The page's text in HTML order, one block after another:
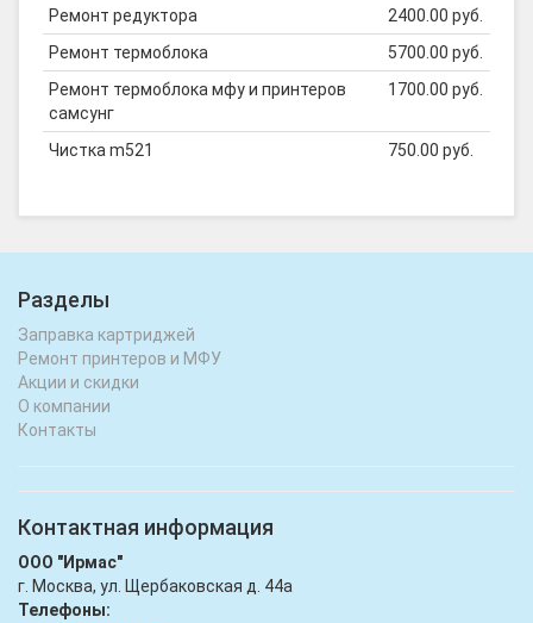
Ремонт редуктора
2400.00 руб.
Ремонт термоблока
5700.00 руб.
Ремонт термоблока мфу и принтеров
самсунг
1700.00 руб.
Чистка m521 750.00 руб.
Разделы
Заправка картриджей
Ремонт принтеров и МФУ
Акции и скидки
О компании
Контакты
Контактная информация
ООО "Ирмас"
г. Москва, ул. Щербаковская д. 44а
Телефоны: